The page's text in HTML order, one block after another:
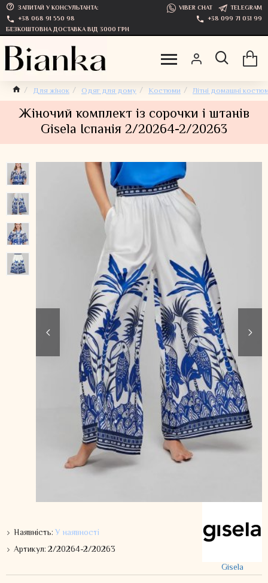
ЗАПИТАЙ У КОНСУЛЬТАНТА: VIBER CHAT
TELEGRAM
+38 068 91 550 98
+38 099 71 031 99
БЕЗКОШТОВНА ДОСТАВКА ВІД 3000 ГРН
Для жінок Одяг для дому Костюми Літні домашні
Жіночий комплект із сорочки і штанів
Gisela Іспанія 2/20264-2/20263
Наявність:У наявності
Артикул:2/20264-2/20263
Gisela